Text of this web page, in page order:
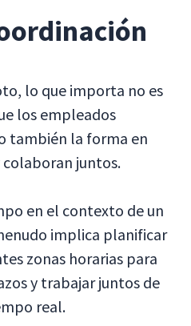
lo que importa no es
los empleados
también la forma en
colaboran juntos.
en el contexto de un
implica planificar
zonas horarias para
y trabajar juntos de
real.